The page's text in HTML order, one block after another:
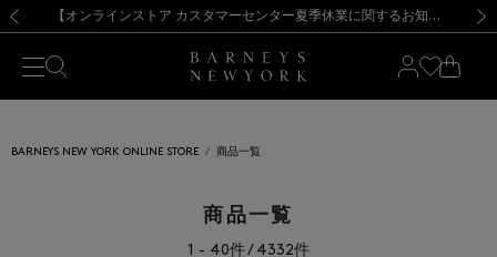
新規登録のお客様も対象！＜MY BARNEYS＞会員のお客様は11,000円（税込）以上のお買上げで常時送料無料！お買い物の際は会員登録を！
【夏季休業に伴う出荷一時停止のお知らせ】(2026.8.7) 【オンラインストア カスタマーセンター夏季休業に関するお知らせ】（2026.8.7）
【夏季休業に伴う返品・交換承り一時停止のお知らせ】（2026.8.5）
熊本県を中心とした地震の影響によるお荷物のお届けについて
【開催中】SUMMER SALEのご案内・ご注意事項 新規登録のお客様も対象！＜MY BARNEYS＞会員のお客様は11,000円（税込）以上のお買上げで常時送料無料！お買い物の際は会員登録を！
【夏季休業に伴う出荷一時停止のお知らせ】(2026.8.7)
BARNEYS NEW YORK ONLINE STORE 商品一覧
商品一覧
1 - 40件 / 4332件